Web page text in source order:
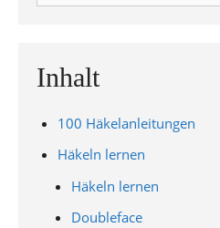
Inhalt
100 Häkelanleitungen
Häkeln lernen
Häkeln lernen
Doubleface